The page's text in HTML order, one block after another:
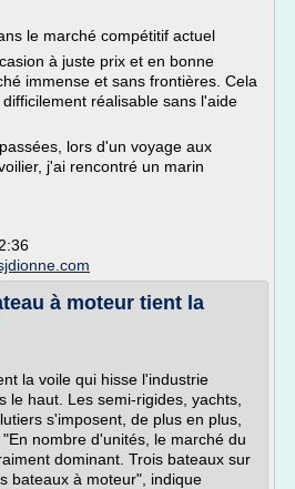
le marché compétitif actuel
à juste prix et en bonne
immense et sans frontières. Cela
réalisable sans l'aide
lors d'un voyage aux
j'ai rencontré un marin
à moteur tient la
la voile qui hisse l'industrie
le haut. Les semi-rigides, yachts,
s'imposent, de plus en plus,
nombre d'unités, le marché du
dominant. Trois bateaux sur
bateaux à moteur", indique